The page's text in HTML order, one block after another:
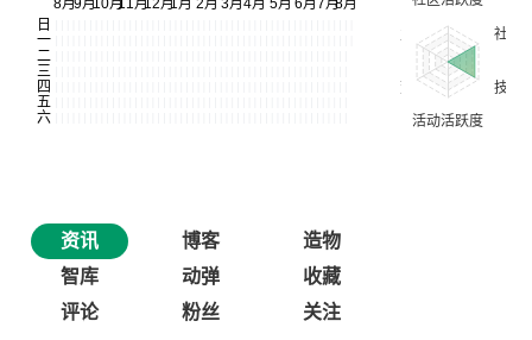
资讯 博客
造物
智库
动弹
收藏
评论
粉丝 关注